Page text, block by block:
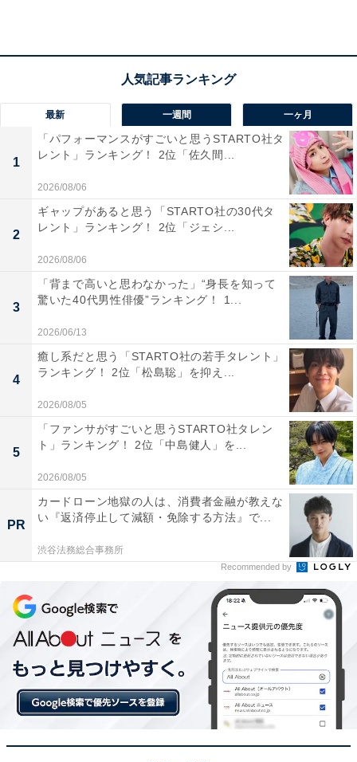
1位：伊達みきお（サンドウィッチマン）／99票
本日は伊達ちゃん51歳のお誕生日🎉
これからも熱々のコロッケを食べる伊達ちゃんを見
届けてください🥔 #伊達みきお
#誕生日
#コロッケ
— サンド伊達のコロッケあがってます【BS-TBS 公
September 5, 2025
1位に輝いたのは、サンドウィッチマンの伊達みきおさ
んでした。
富澤たけしさんとコンビを組む伊達さんは、短いフレー
ズながら的確なツッコミで富澤さんのボケに対応。絶妙
な間とリアクションでも観客を引き込みます。M-1グラ
ンプリでは2007年大会に敗者復活戦から決勝へ進出。決
勝でも爆笑を誘い、一気に優勝まで駆け上がりました。
回答者からは、「突っ込みが会話の流れの中で自然なの
で、自然な状態で突っ込みが聞けるのが自分には合って
いて好きです」（40代女性／茨城県）、「富澤さんのボ
ケを、正論で真顔で突っ込むところが面白い」（40代女
性／神奈川県）、「強面でドスがきいたツッコミが何故
かとても笑えて好きです」（50代女性／石川県）、「表
最新 一週間 一ヶ月
1
「パフォーマンスがすごいと思うSTARTO社タ
レント」ランキング！ 2位「佐久間...
2026/08/06
2
ギャップがあると思う「STARTO社の30代タ
レント」ランキング！ 2位「ジェシ...
2026/08/06
3
「背まで高いと思わなかった」“身長を知って
驚いた40代男性俳優”ランキング！ 1...
2026/06/13
4
癒し系だと思う「STARTO社の若手タレント」
ランキング！ 2位「松島聡」を抑え...
2026/08/05
5
「ファンサがすごいと思うSTARTO社タレン
ト」ランキング！ 2位「中島健人」を...
2026/08/05
PR
カードローン地獄の人は、消費者金融が教えな
い『返済停止して減額・免除する方法』で...
渋谷法務総合事務所
Recommended by